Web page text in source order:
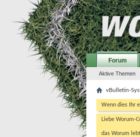
Forum
Aktive Themen
vBulletin-
Wenn dies Ihr
Liebe Worum-
das Worum